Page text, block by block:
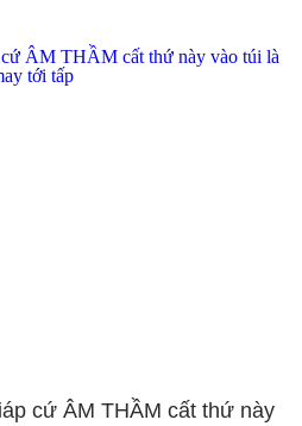
cứ ÂM THẦM cất thứ này